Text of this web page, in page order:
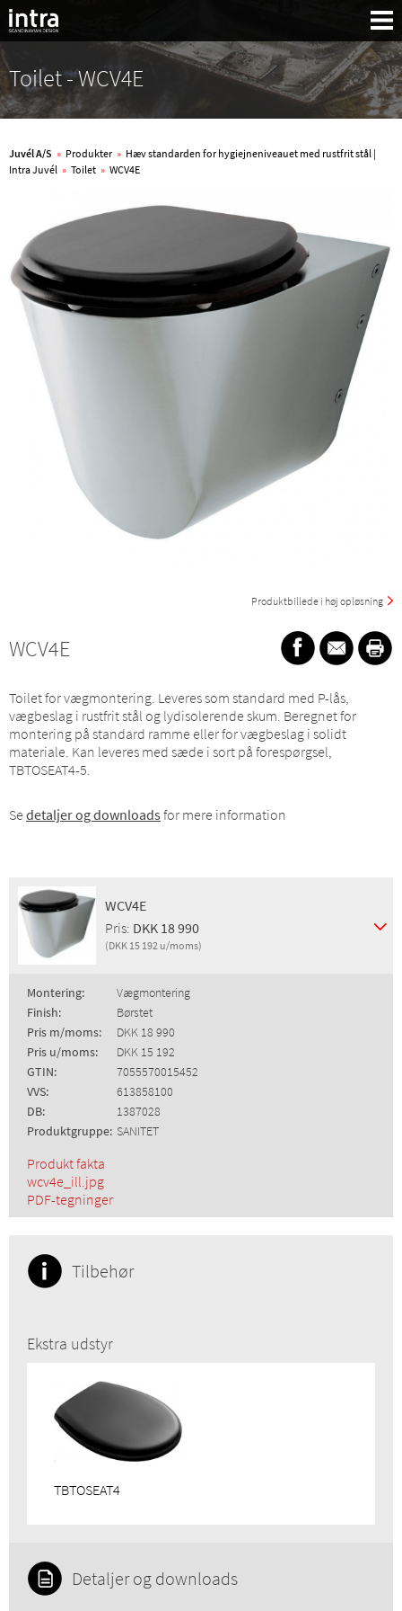
Toilet - WCV4E
Juvél A/S » Produkter » Hæv standarden for hygiejneniveauet med rustfrit stål |
Intra Juvél » Toilet » WCV4E
Produktbillede i høj opløsning
WCV4E
Toilet for vægmontering. Leveres som standard med P-lås,
vægbeslag i rustfrit stål og lydisolerende skum. Beregnet for
montering på standard ramme eller for vægbeslag i solidt
materiale. Kan leveres med sæde i sort på forespørgsel,
TBTOSEAT4-5.
Se detaljer og downloads for mere information
WCV4E
Pris: DKK 18 990
(DKK 15 192 u/moms)
Montering:
Vægmontering
Finish:
Børstet
Pris m/moms:
DKK 18 990
Pris u/moms:
DKK 15 192
GTIN:
7055570015452
VVS:
613858100
DB:
1387028
Produktgruppe: SANITET
Produkt fakta
wcv4e_ill.jpg
PDF-tegninger
Tilbehør
Ekstra udstyr
TBTOSEAT4
Detaljer og downloads